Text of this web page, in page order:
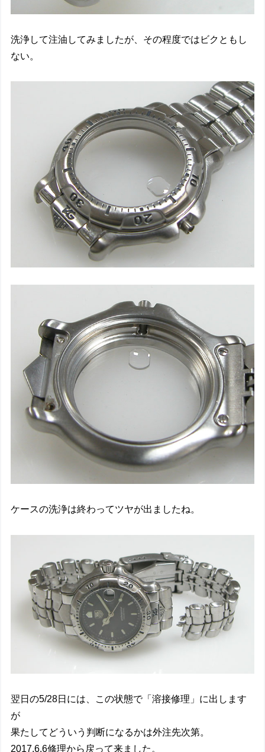
洗浄して注油してみましたが、その程度ではビクともし
ない。
ケースの洗浄は終わってツヤが出ましたね。
翌日の5/28日には、この状態で「溶接修理」に出します
が
果たしてどういう判断になるかは外注先次第。
2017.6.6修理から戻って来ました。